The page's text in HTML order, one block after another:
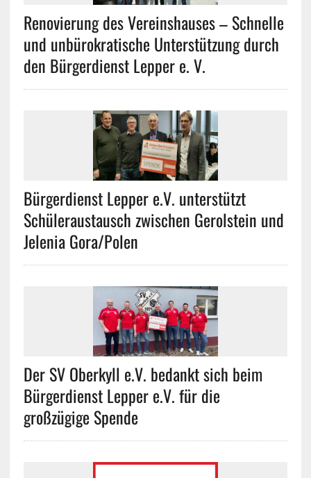
Renovierung des Vereinshauses – Schnelle
und unbürokratische Unterstützung durch
den Bürgerdienst Lepper e. V.
Bürgerdienst Lepper e.V. unterstützt
Schüleraustausch zwischen Gerolstein und
Jelenia Gora/Polen
Der SV Oberkyll e.V. bedankt sich beim
Bürgerdienst Lepper e.V. für die
großzügige Spende